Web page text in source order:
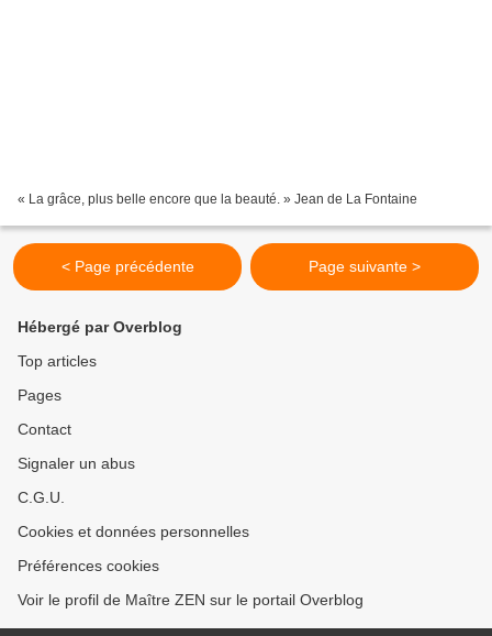
« La grâce, plus belle encore que la beauté. » Jean de La Fontaine
< Page précédente Page suivante >
Hébergé par Overblog
Top articles
Pages
Contact
Signaler un abus
C.G.U.
Cookies et données personnelles
Préférences cookies
Voir le profil de Maître ZEN sur le portail Overblog